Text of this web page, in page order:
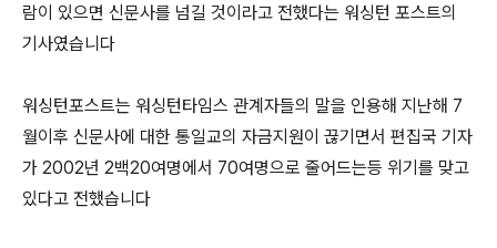
람이 있으면 신문사를 넘길 것이라고 전했다는 워싱턴 포스트의
기사였습니다
워싱턴포스트는 워싱턴타임스 관계자들의 말을 인용해 지난해 7
월이후 신문사에 대한 통일교의 자금지원이 끊기면서 편집국 기자
가 2002년 2백20여명에서 70여명으로 줄어드는등 위기를 맞고
있다고 전했습니다